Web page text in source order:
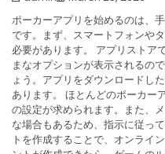
ポーカーアプリを始めるのは、
です。まず、スマートフォンや
必要があります。 アプリストア
まなオプションが表示されるの
ょう。アプリをダウンロードし
あります。 ほとんどのポーカー
の設定が求められます。また、
な場合もあるため、指示に従っ
トを作成することで、オンライ